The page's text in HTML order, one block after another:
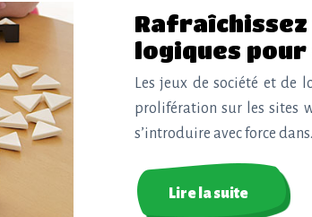
logiques
Les jeux de société et
prolifération sur les sites
s’introduire avec force
Lire la suite